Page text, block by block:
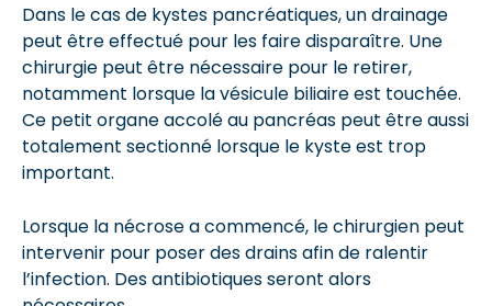
Dans le cas de kystes pancréatiques, un drainage
peut être effectué pour les faire disparaître. Une
chirurgie peut être nécessaire pour le retirer,
notamment lorsque la vésicule biliaire est touchée.
Ce petit organe accolé au pancréas peut être aussi
totalement sectionné lorsque le kyste est trop
important.
Lorsque la nécrose a commencé, le chirurgien peut
intervenir pour poser des drains afin de ralentir
l’infection. Des antibiotiques seront alors